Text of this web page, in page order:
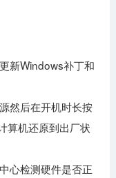
新Windows补丁和
然后在开机时长按
算机还原到出厂状
心检测硬件是否正